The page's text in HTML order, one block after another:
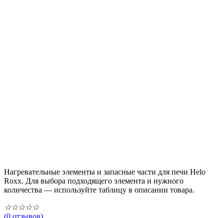
Нагревательные элементы и запасные части для печи Helo
Roxx. Для выбора подходящего элемента и нужного
количества — используйте таблицу в описании товара.
☆☆☆☆☆
(0 отзывов)